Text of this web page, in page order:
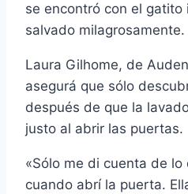
se encontró con el gatito
salvado milagrosamente.
Laura Gilhome, de
asegurá que sólo
después de que la
justo al abrir las puertas.
«Sólo me di cuenta de
cuando abrí la puerta.